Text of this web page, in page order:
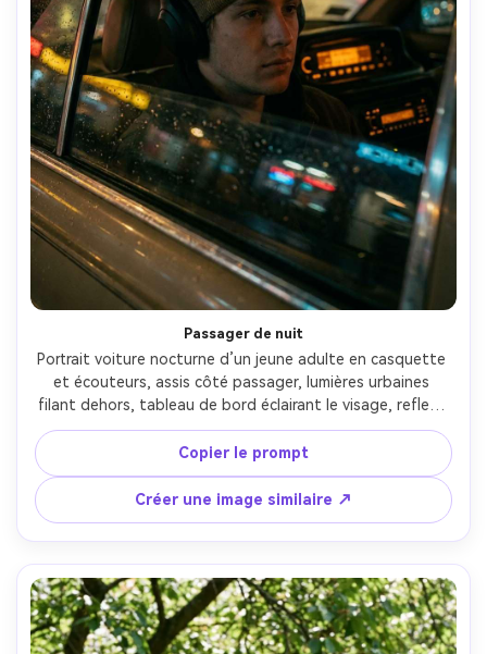
Passager de nuit
Portrait voiture nocturne d’un jeune adulte en casquette
et écouteurs, assis côté passager, lumières urbaines
filant dehors, tableau de bord éclairant le visage, reflets
sur la vitre, prise Sony A7S III 35mm f/1.4, angle trois-
quarts rapproché, étalonnage ciné, ultra réaliste --ar 4:5
Copier le prompt
Créer une image similaire ↗